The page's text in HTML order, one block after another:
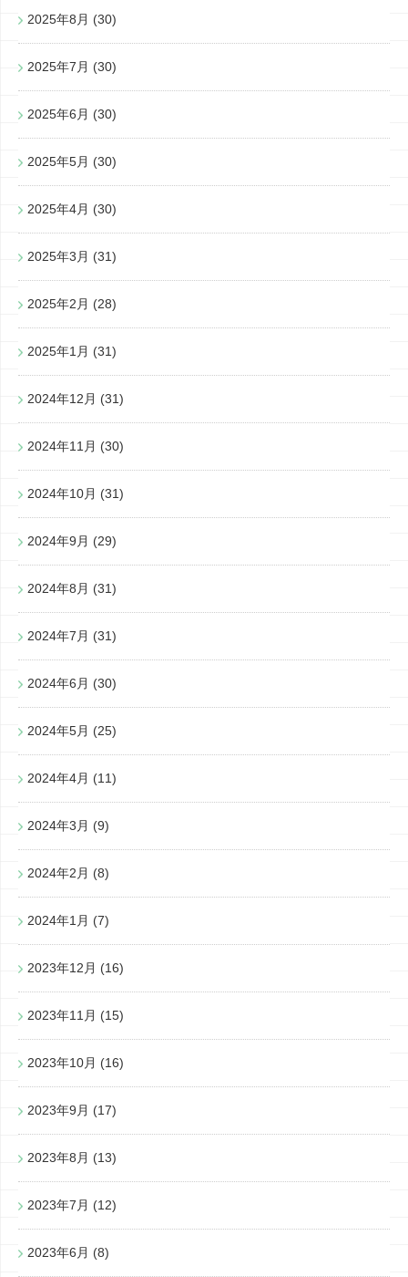
2025年8月 (30)
2025年7月 (30)
2025年6月 (30)
2025年5月 (30)
2025年4月 (30)
2025年3月 (31)
2025年2月 (28)
2025年1月 (31)
2024年12月 (31)
2024年11月 (30)
2024年10月 (31)
2024年9月 (29)
2024年8月 (31)
2024年7月 (31)
2024年6月 (30)
2024年5月 (25)
2024年4月 (11)
2024年3月 (9)
2024年2月 (8)
2024年1月 (7)
2023年12月 (16)
2023年11月 (15)
2023年10月 (16)
2023年9月 (17)
2023年8月 (13)
2023年7月 (12)
2023年6月 (8)